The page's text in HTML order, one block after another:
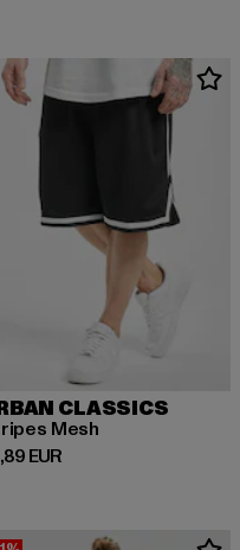
EUR
CLASSICS
Mesh
EUR Preis: 27,89 EUR